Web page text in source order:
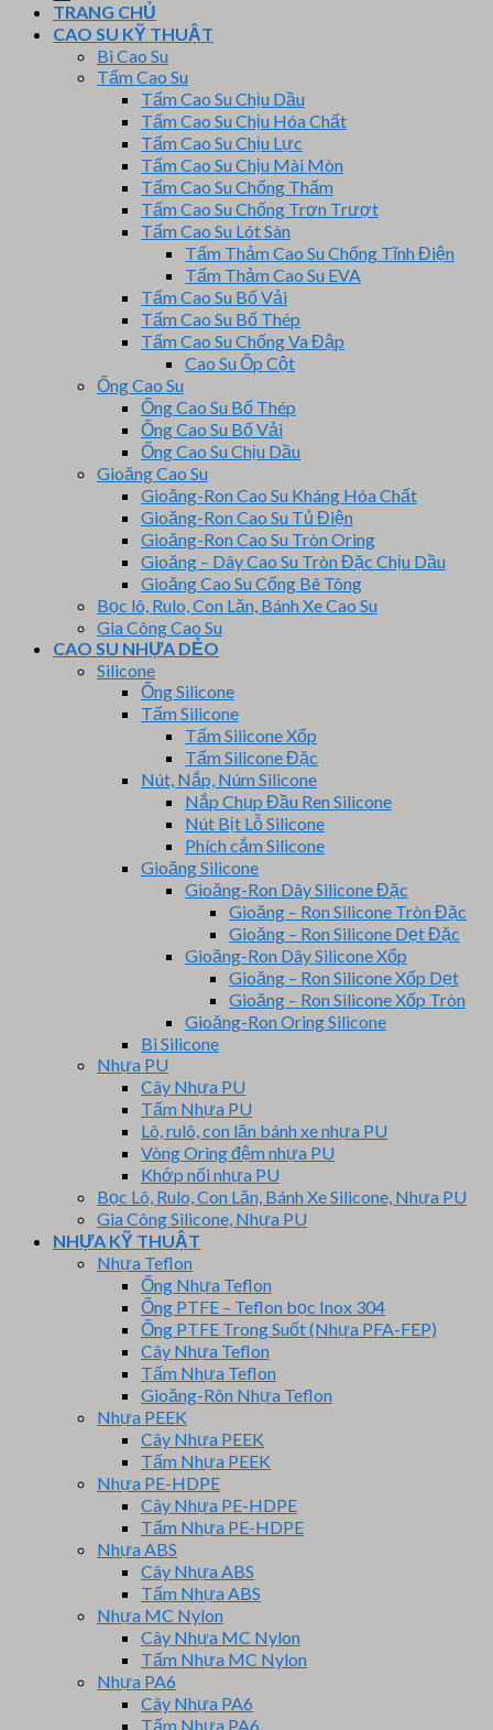
TRANG CHỦ
CAO SU KỸ THUẬT
Bi Cao Su
Tấm Cao Su
Tấm Cao Su Chịu Dầu
Tấm Cao Su Chịu Hóa Chất
Tấm Cao Su Chịu Lực
Tấm Cao Su Chịu Mài Mòn
Tấm Cao Su Chống Thấm
Tấm Cao Su Chống Trơn Trượt
Tấm Cao Su Lót Sàn
Tấm Thảm Cao Su Chống Tĩnh Điện
Tấm Thảm Cao Su EVA
Tấm Cao Su Bố Vải
Tấm Cao Su Bố Thép
Tấm Cao Su Chống Va Đập
Cao Su Ốp Cột
Ống Cao Su
Ống Cao Su Bố Thép
Ống Cao Su Bố Vải
Ống Cao Su Chịu Dầu
Gioăng Cao Su
Gioăng-Ron Cao Su Kháng Hóa Chất
Gioăng-Ron Cao Su Tủ Điện
Gioăng-Ron Cao Su Tròn Oring
Gioăng – Dây Cao Su Tròn Đặc Chịu Dầu
Gioăng Cao Su Cống Bê Tông
Bọc lô, Rulo, Con Lăn, Bánh Xe Cao Su
Gia Công Cao Su
CAO SU NHỰA DẺO
Silicone
Ống Silicone
Tấm Silicone
Tấm Silicone Xốp
Tấm Silicone Đặc
Nút, Nắp, Núm Silicone
Nắp Chụp Đầu Ren Silicone
Nút Bịt Lỗ Silicone
Phích cắm Silicone
Gioăng Silicone
Gioăng-Ron Dây Silicone Đặc
Gioăng – Ron Silicone Tròn Đặc
Gioăng – Ron Silicone Dẹt Đặc
Gioăng-Ron Dây Silicone Xốp
Gioăng – Ron Silicone Xốp Dẹt
Gioăng – Ron Silicone Xốp Tròn
Gioăng-Ron Oring Silicone
Bi Silicone
Nhựa PU
Cây Nhựa PU
Tấm Nhựa PU
Lô, rulô, con lăn bánh xe nhựa PU
Vòng Oring đệm nhựa PU
Khớp nối nhựa PU
Bọc Lô, Rulo, Con Lăn, Bánh Xe Silicone, Nhựa PU
Gia Công Silicone, Nhựa PU
NHỰA KỸ THUẬT
Nhựa Teflon
Ống Nhựa Teflon
Ống PTFE – Teflon bọc Inox 304
Ống PTFE Trong Suốt (Nhựa PFA-FEP)
Cây Nhựa Teflon
Tấm Nhựa Teflon
Gioăng-Rôn Nhựa Teflon
Nhựa PEEK
Cây Nhựa PEEK
Tấm Nhựa PEEK
Nhựa PE-HDPE
Cây Nhựa PE-HDPE
Tấm Nhựa PE-HDPE
Nhựa ABS
Cây Nhựa ABS
Tấm Nhựa ABS
Nhựa MC Nylon
Cây Nhựa MC Nylon
Tấm Nhựa MC Nylon
Nhựa PA6
Cây Nhựa PA6
Tấm Nhựa PA6